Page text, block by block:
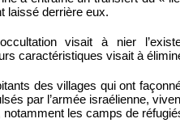
laissé derrière eux.
visait à nier
caractéristiques visait à
des villages qui ont
par l’armée israélienne,
les camps de